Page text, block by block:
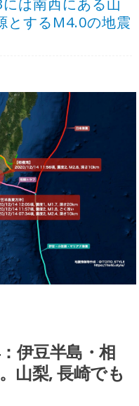
は南西にある山
とするM4.0の地震
伊豆半島・相
山梨, 長崎でも